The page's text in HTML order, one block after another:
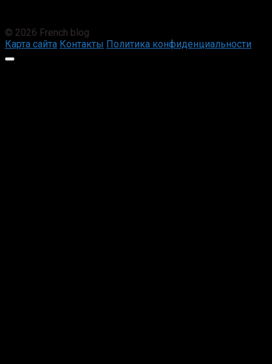
© 2026 French blog
Карта сайта Контакты Политика конфиденциальности